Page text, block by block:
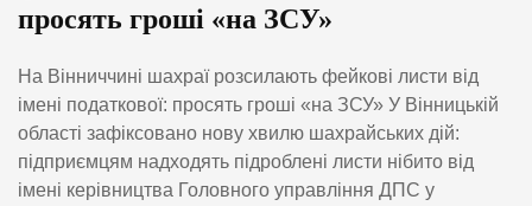
просять гроші «на ЗСУ»
На Вінниччині шахраї розсилають фейкові листи від
імені податкової: просять гроші «на ЗСУ» У Вінницькій
області зафіксовано нову хвилю шахрайських дій:
підприємцям надходять підроблені листи нібито від
імені керівництва Головного управління ДПС у